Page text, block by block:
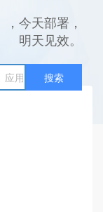
今天部署，
明天见效。
搜索